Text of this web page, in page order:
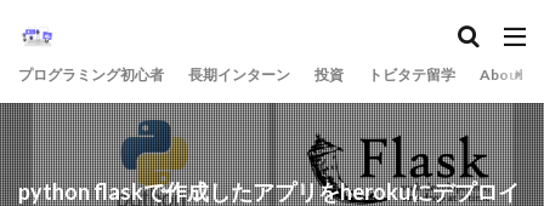
プログラミング初心者 長期インターン 投資 トビタテ留学 About
python flaskで作成したアプリをherokuにデプロイ